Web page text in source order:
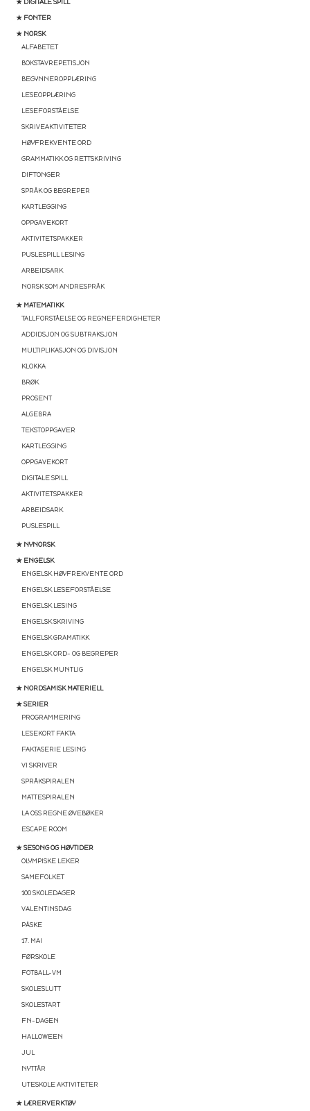
★ FONTER
★ NORSK
ALFABETET
BOKSTAVREPETISJON
BEGYNNEROPPLÆRING
LESEOPPLÆRING
LESEFORSTÅELSE
SKRIVEAKTIVITETER
HØYFREKVENTE ORD
GRAMMATIKK OG RETTSKRIVING
DIFTONGER
SPRÅK OG BEGREPER
KARTLEGGING
OPPGAVEKORT
AKTIVITETSPAKKER
PUSLESPILL LESING
ARBEIDSARK
NORSK SOM ANDRESPRÅK
★ MATEMATIKK
TALLFORSTÅELSE OG REGNEFERDIGHETER
ADDIDSJON OG SUBTRAKSJON
MULTIPLIKASJON OG DIVISJON
KLOKKA
BRØK
PROSENT
ALGEBRA
TEKSTOPPGAVER
KARTLEGGING
OPPGAVEKORT
DIGITALE SPILL
AKTIVITETSPAKKER
ARBEIDSARK
PUSLESPILL
★ NYNORSK
★ ENGELSK
ENGELSK HØYFREKVENTE ORD
ENGELSK LESEFORSTÅELSE
ENGELSK LESING
ENGELSK SKRIVING
ENGELSK GRAMATIKK
ENGELSK ORD- OG BEGREPER
ENGELSK MUNTLIG
★ NORDSAMISK MATERIELL
★ SERIER
PROGRAMMERING
LESEKORT FAKTA
FAKTASERIE LESING
VI SKRIVER
SPRÅKSPIRALEN
MATTESPIRALEN
LA OSS REGNE ØVEBØKER
ESCAPE ROOM
★ SESONG OG HØYTIDER
OLYMPISKE LEKER
SAMEFOLKET
100 SKOLEDAGER
VALENTINSDAG
PÅSKE
17. MAI
FØRSKOLE
FOTBALL-VM
SKOLESLUTT
SKOLESTART
FN-DAGEN
HALLOWEEN
JUL
NYTTÅR
UTESKOLE AKTIVITETER
★ LÆRERVERKTØY